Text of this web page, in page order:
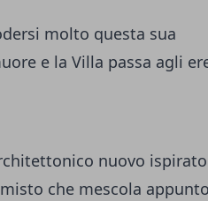
molto questa sua
e la Villa passa agli
nuovo
che mescola appunto